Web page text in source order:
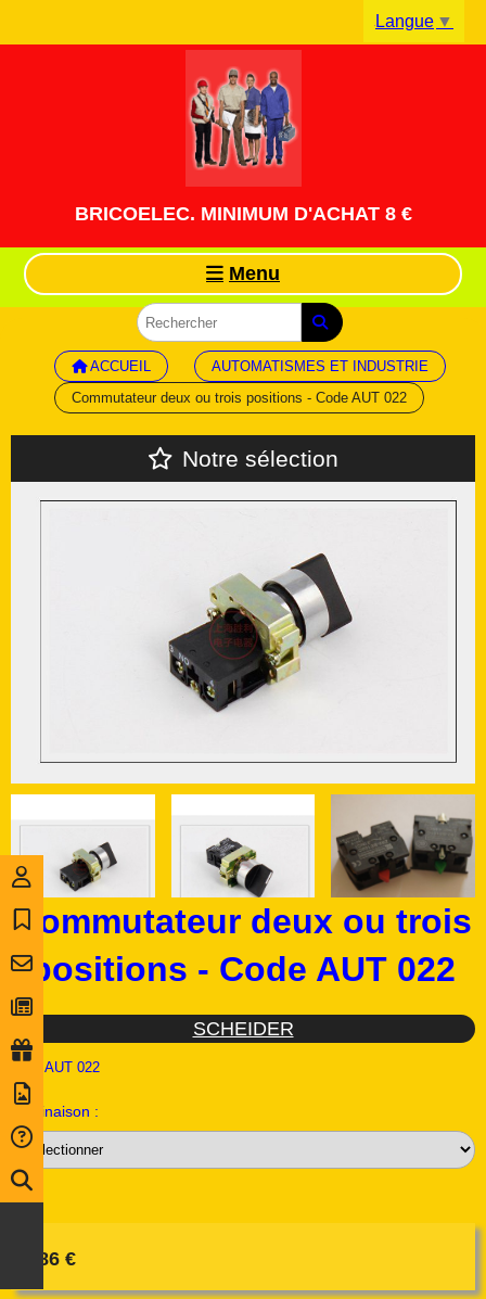
BRICOELEC. MINIMUM D'ACHAT 8 €
Menu
ACCUEIL
AUTOMATISMES ET INDUSTRIE
Commutateur deux ou trois positions - Code AUT 022
Notre sélection
Commutateur deux ou trois
positions - Code AUT 022
SCHEIDER
AUT 022
Déclinaison :
7,86 €
Langue ▼